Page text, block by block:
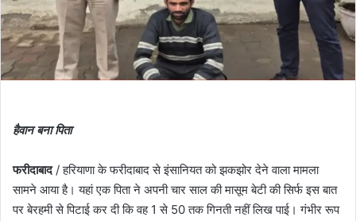
हैवान बना पिता
फरीदाबाद/ हरियाणा के फरीदाबाद से इंसानियत को झकझोर देने वाला मामला
सामने आया है। यहां एक पिता ने अपनी चार साल की मासूम बेटी की सिर्फ इस बात
पर बेरहमी से पिटाई कर दी कि वह 1 से 50 तक गिनती नहीं लिख पाई। गंभीर रूप